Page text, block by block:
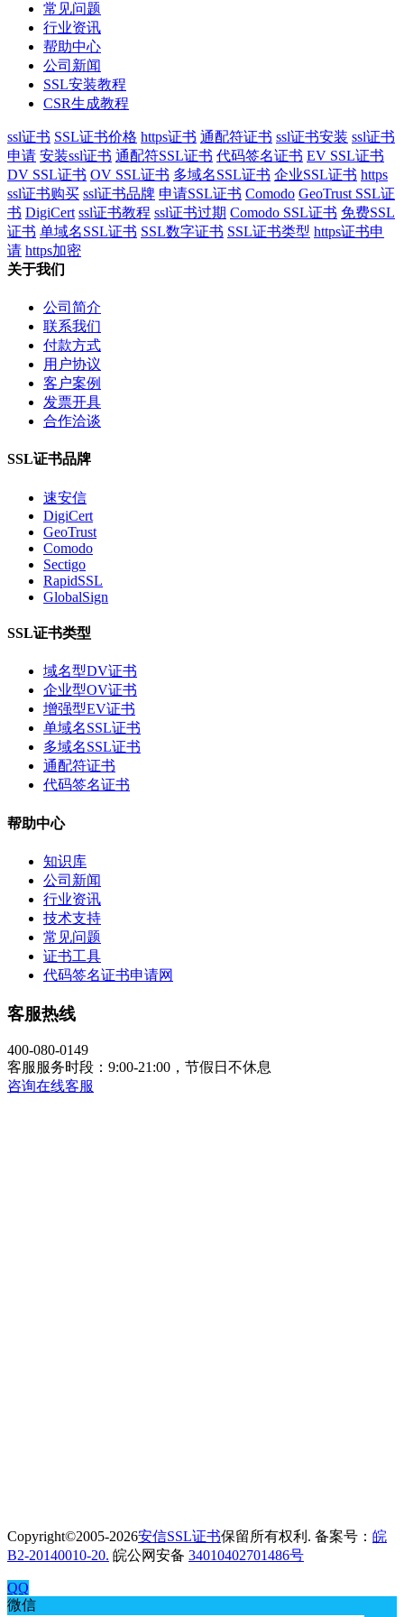
常见问题
行业资讯
帮助中心
公司新闻
SSL安装教程
CSR生成教程
ssl证书 SSL证书价格 https证书 通配符证书 ssl证书安装 ssl证书
申请 安装ssl证书 通配符SSL证书 代码签名证书 EV SSL证书
DV SSL证书 OV SSL证书 多域名SSL证书 企业SSL证书 https
ssl证书购买 ssl证书品牌 申请SSL证书 Comodo GeoTrust SSL证
书 DigiCert ssl证书教程 ssl证书过期 Comodo SSL证书 免费SSL
证书 单域名SSL证书 SSL数字证书 SSL证书类型 https证书申
请 https加密
关于我们
公司简介
联系我们
付款方式
用户协议
客户案例
发票开具
合作洽谈
SSL证书品牌
速安信
DigiCert
GeoTrust
Comodo
Sectigo
RapidSSL
GlobalSign
SSL证书类型
域名型DV证书
企业型OV证书
增强型EV证书
单域名SSL证书
多域名SSL证书
通配符证书
代码签名证书
帮助中心
知识库
公司新闻
行业资讯
技术支持
常见问题
证书工具
代码签名证书申请网
客服热线
400-080-0149
客服服务时段：9:00-21:00，节假日不休息
咨询在线客服
Copyright©2005-2026安信SSL证书保留所有权利. 备案号： 皖
B2-20140010-20. 皖公网安备 34010402701486号
QQ
微信